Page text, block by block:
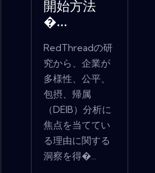
開始方法
�...
RedThreadの研
究から、企業が
多様性、公平、
包摂、帰属
（DEIB）分析に
焦点を当ててい
る理由に関する
洞察を得�...